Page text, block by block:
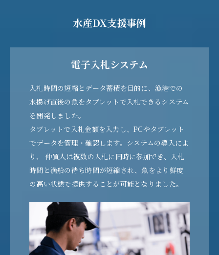
水産DX支援事例
電子入札システム
入札時間の短縮とデータ蓄積を目的に、漁港での
水揚げ直後の魚をタブレットで入札できるシステム
を開発しました。
タブレットで入札金額を入力し、PCやタブレット
でデータを管理・確認します。システムの導入によ
り、 仲買人は複数の入札に同時に参加でき、入札
時間と漁船の待ち時間が短縮され、魚をより鮮度
の高い状態で提供することが可能となりました。